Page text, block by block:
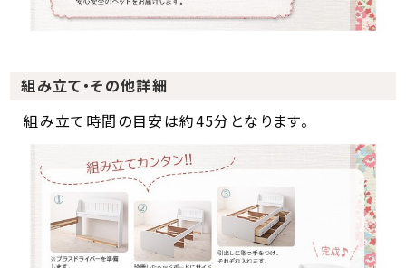
組み立て・その他詳細
組み立て時間の目安は約45分となります。